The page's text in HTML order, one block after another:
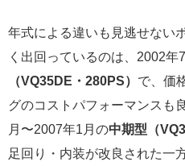
年式による違いも見逃せない
く出回っているのは、2002年
（VQ35DE・280PS） で、価
グのコストパフォーマンスも
月〜2007年1月の中期型（
足回り・内装が改良された一